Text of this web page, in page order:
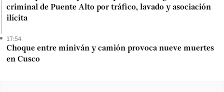
criminal de Puente Alto por tráfico, lavado y asociación
ilícita
17:54
Choque entre miniván y camión provoca nueve muertes
en Cusco